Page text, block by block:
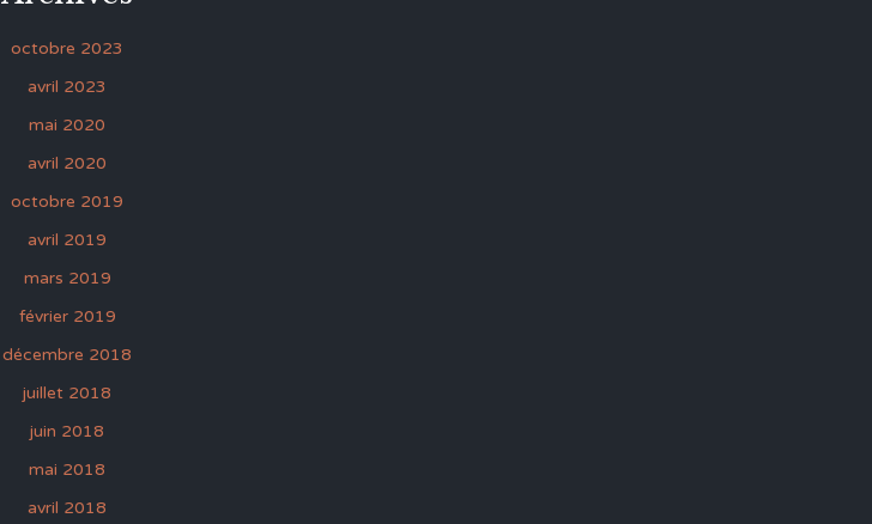
octobre 2023
avril 2023
mai 2020
avril 2020
octobre 2019
avril 2019
mars 2019
février 2019
décembre 2018
juillet 2018
juin 2018
mai 2018
avril 2018